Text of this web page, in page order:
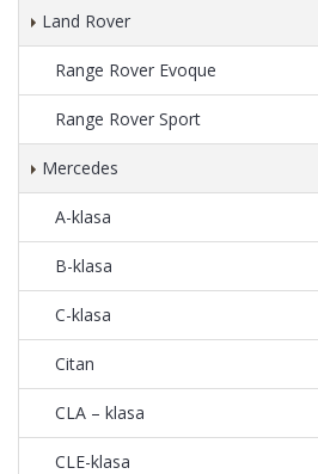
Land Rover
Range Rover Evoque
Range Rover Sport
Mercedes
A-klasa
B-klasa
C-klasa
Citan
CLA – klasa
CLE-klasa